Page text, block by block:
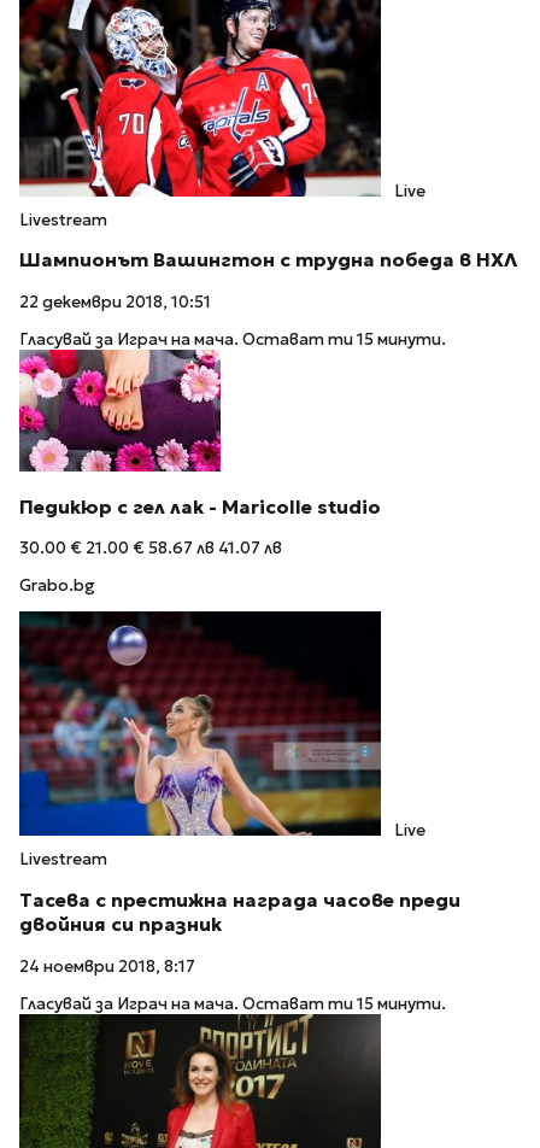
Live
Livestream
Шампионът Вашингтон с трудна победа в НХЛ
22 декември 2018, 10:51
Гласувай за Играч на мача. Остават ти 15 минути.
Педикюр с гел лак - Maricolle studio
30.00 € 21.00 €58.67 лв 41.07 лв
Grabo.bg
Live
Livestream
Тасева с престижна награда часове преди
двойния си празник
24 ноември 2018, 8:17
Гласувай за Играч на мача. Остават ти 15 минути.